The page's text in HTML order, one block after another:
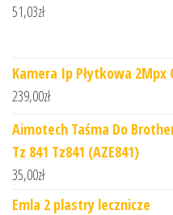
51,03zł
Kamera Ip Płytkowa 2Mpx
239,00zł
Aimotech Taśma Do
Tz 841 Tz841 (AZE841)
35,00zł
Emla 2 plastry lecznicze